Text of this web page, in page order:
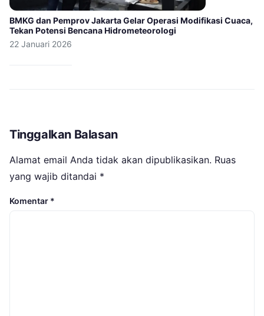
BMKG dan Pemprov Jakarta Gelar Operasi Modifikasi Cuaca,
Tekan Potensi Bencana Hidrometeorologi
22 Januari 2026
Tinggalkan Balasan
Alamat email Anda tidak akan dipublikasikan. Ruas
yang wajib ditandai *
Komentar *